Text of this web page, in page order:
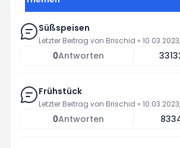
Süßspeisen
Letzter Beitrag von Brischid »
0Antworten
Frühstück
Letzter Beitrag von Brischid »
0Antworten